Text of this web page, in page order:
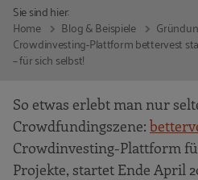
Sie sind hier:
Home
Blog & Beispiele
Crowdinvesting-Plattform bettervest
– für sich selbst!
So etwas erlebt man nur
Crowdfundingszene:
Crowdinvesting-Plattform
Projekte, startet Ende April